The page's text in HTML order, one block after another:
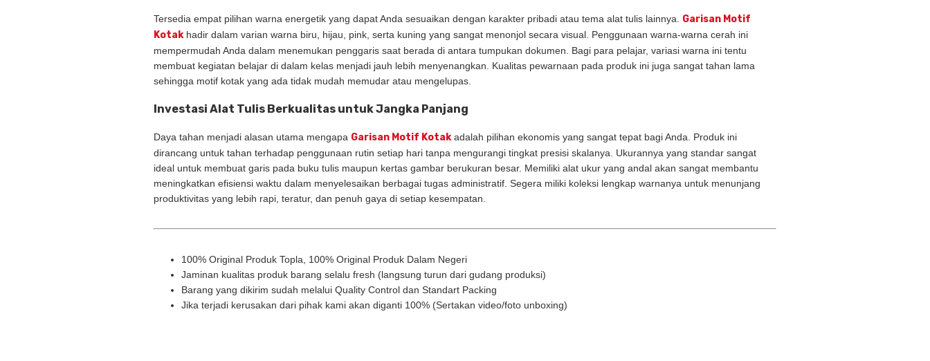
Tersedia empat pilihan warna energetik yang dapat Anda sesuaikan dengan karakter pribadi atau tema alat tulis lainnya. Garisan Motif
Kotakhadir dalam varian warna biru, hijau, pink, serta kuning yang sangat menonjol secara visual. Penggunaan warna-warna cerah ini
mempermudah Anda dalam menemukan penggaris saat berada di antara tumpukan dokumen. Bagi para pelajar, variasi warna ini tentu
membuat kegiatan belajar di dalam kelas menjadi jauh lebih menyenangkan. Kualitas pewarnaan pada produk ini juga sangat tahan lama
sehingga motif kotak yang ada tidak mudah memudar atau mengelupas.
Investasi Alat Tulis Berkualitas untuk Jangka Panjang
Daya tahan menjadi alasan utama mengapa Garisan Motif Kotak adalah pilihan ekonomis yang sangat tepat bagi Anda. Produk ini
dirancang untuk tahan terhadap penggunaan rutin setiap hari tanpa mengurangi tingkat presisi skalanya. Ukurannya yang standar sangat
ideal untuk membuat garis pada buku tulis maupun kertas gambar berukuran besar. Memiliki alat ukur yang andal akan sangat membantu
meningkatkan efisiensi waktu dalam menyelesaikan berbagai tugas administratif. Segera miliki koleksi lengkap warnanya untuk menunjang
produktivitas yang lebih rapi, teratur, dan penuh gaya di setiap kesempatan.
100% Original Produk Topla, 100% Original Produk Dalam Negeri
Jaminan kualitas produk barang selalu fresh (langsung turun dari gudang produksi)
Barang yang dikirim sudah melalui Quality Control dan Standart Packing
Jika terjadi kerusakan dari pihak kami akan diganti 100% (Sertakan video/foto unboxing)